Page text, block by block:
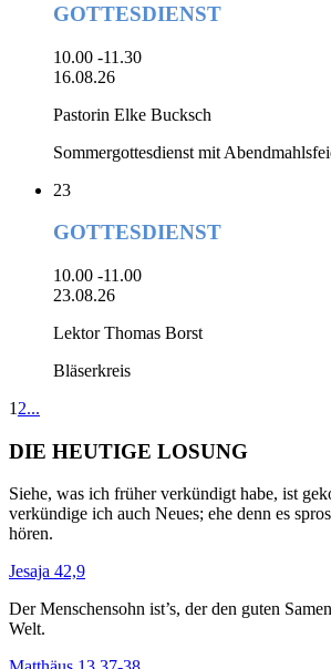
GOTTESDIENST
10.00 -11.30
16.08.26
Pastorin Elke Bucksch
Sommergottesdienst mit
23
GOTTESDIENST
10.00 -11.00
23.08.26
Lektor Thomas Borst
Bläserkreis
1 2...
DIE HEUTIGE LOSUNG
Siehe, was ich früher verkündigt habe, ist
verkündige ich auch Neues; ehe denn es
hören.
Jesaja 42,9
Der Menschensohn ist’s, der den guten
Welt.